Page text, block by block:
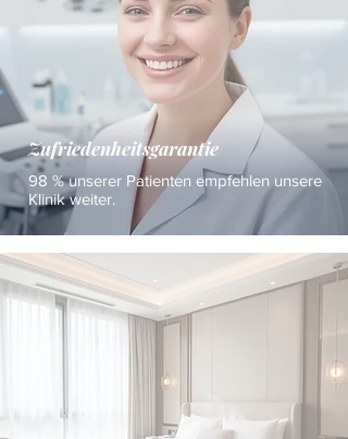
Zufriedenheitsgarantie
98 % unserer Patienten empfehlen unsere
Klinik weiter.